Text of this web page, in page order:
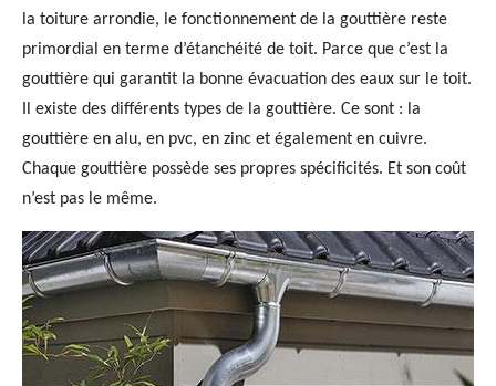
la toiture arrondie, le fonctionnement de la gouttière reste
primordial en terme d’étanchéité de toit. Parce que c’est la
gouttière qui garantit la bonne évacuation des eaux sur le toit.
Il existe des différents types de la gouttière. Ce sont : la
gouttière en alu, en pvc, en zinc et également en cuivre.
Chaque gouttière possède ses propres spécificités. Et son coût
n’est pas le même.